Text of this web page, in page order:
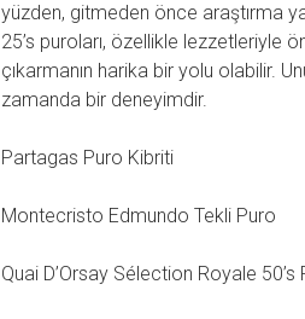
yüzden, gitmeden önce araştırma
25’s puroları, özellikle lezzetleriyle
çıkarmanın harika bir yolu olabilir.
zamanda bir deneyimdir.
Partagas Puro Kibriti
Montecristo Edmundo Tekli Puro
Quai D’Orsay Sélection Royale 50’s